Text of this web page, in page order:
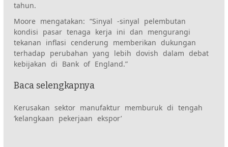
tahun.
Moore mengatakan: “Sinyal -sinyal pelembutan
kondisi pasar tenaga kerja ini dan mengurangi
tekanan inflasi cenderung memberikan dukungan
terhadap perubahan yang lebih dovish dalam debat
kebijakan di Bank of England.”
Baca selengkapnya
Kerusakan sektor manufaktur memburuk di tengah
‘kelangkaan pekerjaan ekspor’